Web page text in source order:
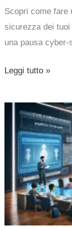
Scopri come fare
sicurezza dei
una pausa cyber-
Leggi tutto »
futuro
dell’identità
digitale
parte
dai
bambini:
l’UE